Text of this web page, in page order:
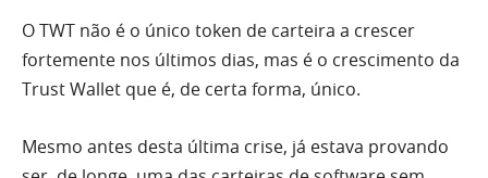
O TWT não é o único token de carteira a crescer
fortemente nos últimos dias, mas é o crescimento da
Trust Wallet que é, de certa forma, único.
Mesmo antes desta última crise, já estava provando